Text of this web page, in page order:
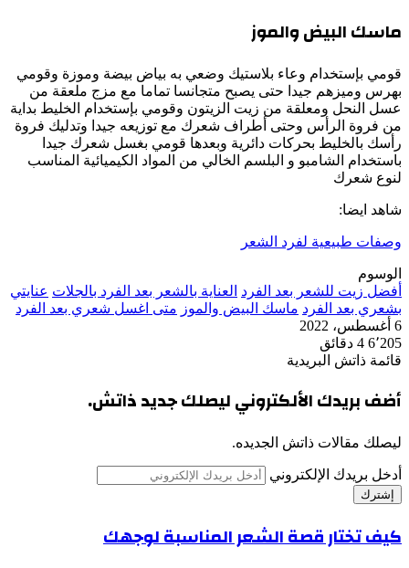
ماسك البيض والموز
قومي بإستخدام وعاء بلاستيك وضعي به بياض بيضة وموزة وقومي
بهرس وميزهم جيدا حتى يصبح متجانسا تماما مع مزج ملعقة من
عسل النحل ومعلقة من زيت الزيتون وقومي بإستخدام الخليط بداية
من فروة الرأس وحتى أطراف شعرك مع توزيعه جيدا وتدليك فروة
رأسك بالخليط بحركات دائرية وبعدها قومي بغسل شعرك جيدا
باستخدام الشامبو و البلسم الخالي من المواد الكيميائية المناسب
لنوع شعرك
شاهد ايضا:
وصفات طبيعية لفرد الشعر
الوسوم
أفضل زيت للشعر بعد الفرد العناية بالشعر بعد الفرد بالجلات عنايتي
بشعري بعد الفرد ماسك البيض والموز متى اغسل شعري بعد الفرد
6 أغسطس، 2022
6٬205 4 دقائق
قائمة ذاتش البريدية
أضف بريدك الألكتروني ليصلك جديد ذاتش.
ليصلك مقالات ذاتش الجديده.
أدخل بريدك الإلكتروني
كيف تختار قصة الشعر المناسبة لوجهك